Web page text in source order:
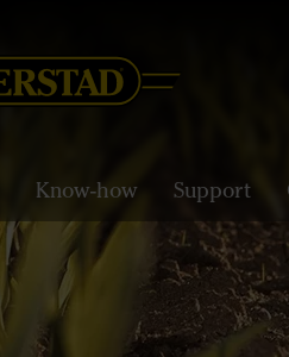
Know-how Support